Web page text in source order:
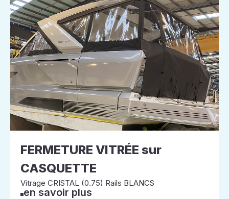
FERMETURE VITRÉE sur
CASQUETTE
Vitrage CRISTAL (0.75) Rails BLANCS
en savoir plus